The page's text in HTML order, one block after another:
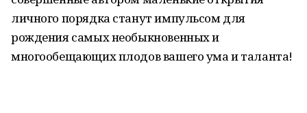
личного порядка станут импульсом для
рождения самых необыкновенных и
многообещающих плодов вашего ума и таланта!